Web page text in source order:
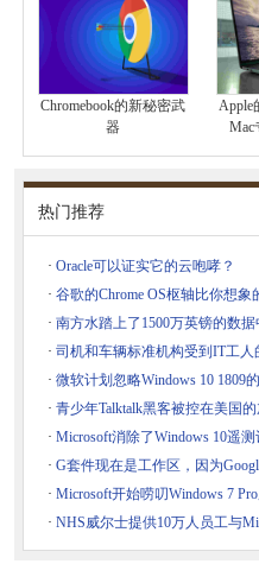
Chromebook的新秘密武
器
Apple
Mac
热门推荐
· Oracle可以证实它的云咆哮？
· 谷歌的Chrome OS枢轴比你想象
· 南方水踏上了1500万英镑的数据
· 司机和车辆标准机构受到IT工人
· 微软计划忽略Windows 10 1809
· 青少年Talktalk黑客被控在美国
· Microsoft消除了Windows 10遥
· G套件现在是工作区，因为
· Microsoft开始唠叨Windows 7
· NHS威尔士提供10万人员工与